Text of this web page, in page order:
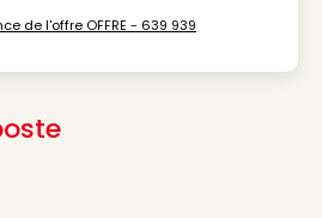
de l'offre OFFRE - 639 939